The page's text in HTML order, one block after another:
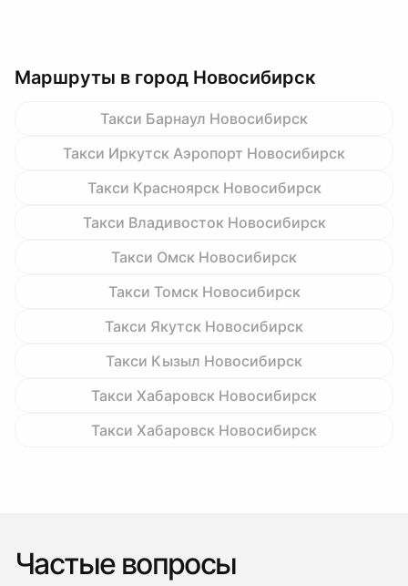
Маршруты в город Новосибирск
Такси Барнаул Новосибирск
Такси Иркутск Аэропорт Новосибирск
Такси Красноярск Новосибирск
Такси Владивосток Новосибирск
Такси Омск Новосибирск
Такси Томск Новосибирск
Такси Якутск Новосибирск
Такси Кызыл Новосибирск
Такси Хабаровск Новосибирск
Такси Хабаровск Новосибирск
Частые вопросы